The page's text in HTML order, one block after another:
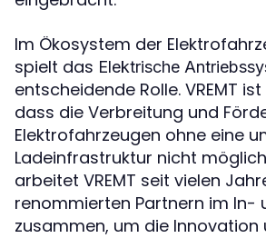
Im Ökosystem der
spielt das Elektrische
entscheidende Rolle. VREMT
dass die Verbreitung und
Elektrofahrzeugen ohne eine
Ladeinfrastruktur nicht
arbeitet VREMT seit vielen
renommierten Partnern im In-
zusammen, um die Innovation